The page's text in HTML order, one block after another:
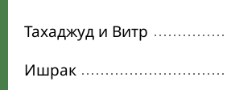
Тахаджуд и Витр
Ишрак